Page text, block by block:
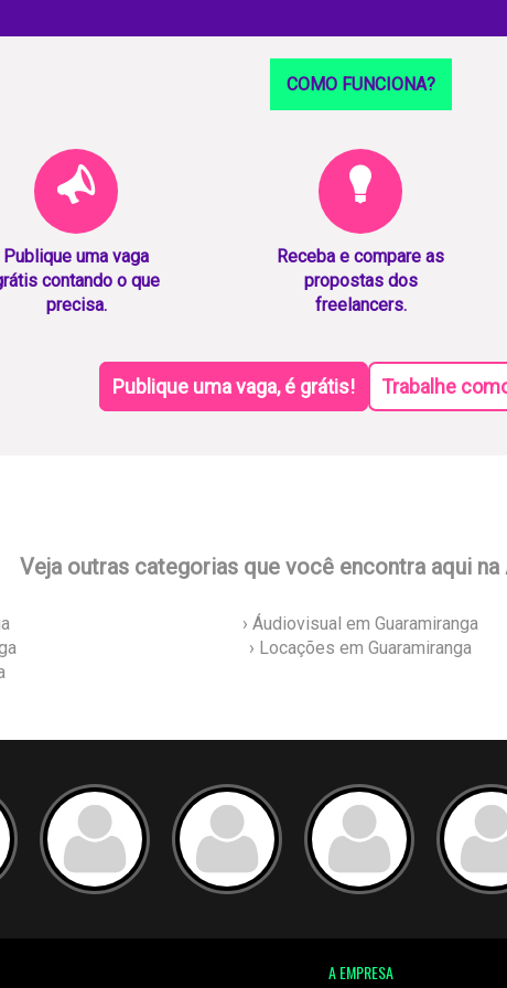
COMO FUNCIONA?
Publique uma vaga
contando o que
precisa.
Receba e compare as
propostas dos
freelancers.
Publique uma vaga, é grátis! Trabalhe
Veja outras categorias que você encontra aqui
› Áudiovisual em Guaramiranga
› Locações em Guaramiranga
A EMPRESA